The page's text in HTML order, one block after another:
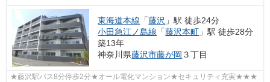
東海道本線 「藤沢 」駅 徒歩24分
小田急江ノ島線 「藤沢本町 」駅 徒歩28分
築13年
神奈川県藤沢市藤が岡 ３丁目
★藤沢駅バス8分停歩2分★オール電化マンション★セキュリティ充実★★★